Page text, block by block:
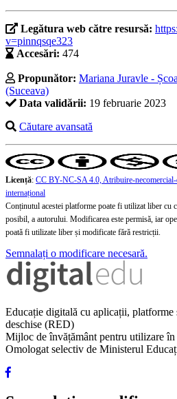
Legătura web către resursă:
v=pinnqsqe323
Accesări: 474
Propunător: Mariana Juravle -
(Suceava)
Data validării: 19 februarie 2023
Căutare avansată
Licență: CC BY-NC-SA 4.0, Atribuire-
internațional
Conținutul acestei platforme poate fi utilizat liber cu
posibil, a autorului. Modificarea este permisă, iar
poată fi utilizate liber și modificate fără restricții.
Semnalați o modificare necesară.
Educație digitală cu aplicații, platforme
deschise (RED)
Mijloc de învățământ pentru utilizare în
Omologat selectiv de Ministerul